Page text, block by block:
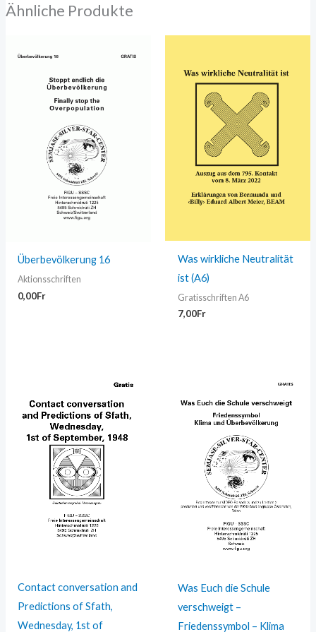
Ähnliche Produkte
Überbevölkerung 16
Aktionsschriften
0,00Fr
Was wirkliche Neutralität
ist (A6)
Gratisschriften A6
7,00Fr
Contact conversation and
Predictions of Sfath,
Wednesday, 1st of
Was Euch die Schule
verschweigt –
Friedenssymbol – Klima